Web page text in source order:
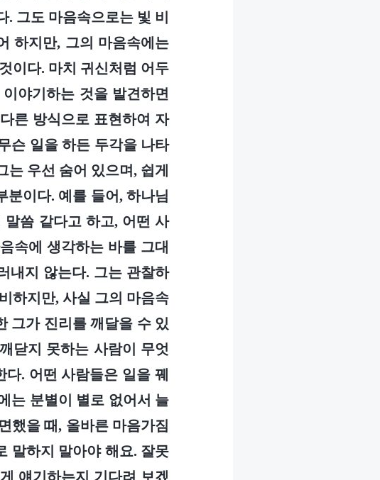
그도 마음속으로는 빛 비
하지만, 그의 마음속에는
이다. 마치 귀신처럼 어두
야기하는 것을 발견하면
른 방식으로 표현하여 자
슨 일을 하든 두각을 나타
우선 숨어 있으며, 쉽게
분이다. 예를 들어, 하나님
씀 같다고 하고, 어떤 사
속에 생각하는 바를 그대
내지 않는다. 그는 관찰하
하지만, 사실 그의 마음속
그가 진리를 깨달을 수 있
닫지 못하는 사람이 무엇
. 어떤 사람들은 일을 꿰
는 분별이 별로 없어서 늘
했을 때, 올바른 마음가짐
말하지 말아야 해요. 잘못
얘기하는지 기다려 보겠